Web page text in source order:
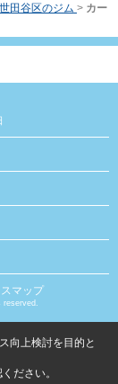
世田谷区のジム > カー
スマップ
向上検討を目的と
ださい。